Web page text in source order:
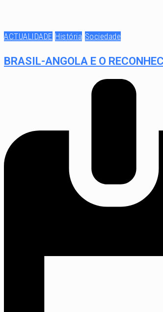
ACTUALIDADE História Sociedade
BRASIL-ANGOLA E O